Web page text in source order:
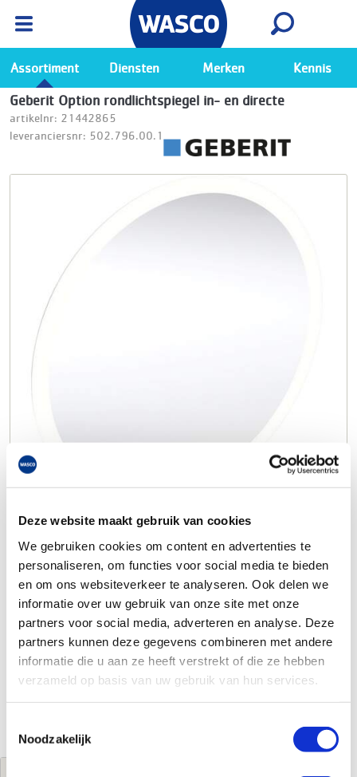
Deze website maakt gebruik van cookies
We gebruiken cookies om content en advertenties te
personaliseren, om functies voor social media te bieden
en om ons websiteverkeer te analyseren. Ook delen we
informatie over uw gebruik van onze site met onze
partners voor social media, adverteren en analyse. Deze
partners kunnen deze gegevens combineren met andere
informatie die u aan ze heeft verstrekt of die ze hebben
verzameld op basis van uw gebruik van hun services.
Noodzakelijk
Ga naar de Wasco app
Bekijk
Assortiment Diensten Merken Kennis
Geberit Option rondlichtspiegel in- en directe
artikelnr: 21442865
leveranciersnr: 502.796.00.1